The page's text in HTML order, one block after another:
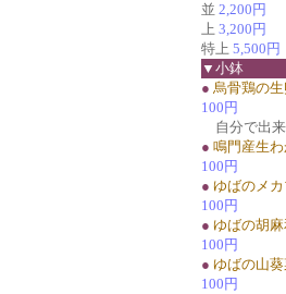
並 2,200円
上 3,200円
特上 5,500円
▼小鉢
● 烏骨鶏の
100円
自分で出
● 鳴門産生
100円
● ゆばのメ
100円
● ゆばの胡
100円
● ゆばの山
100円